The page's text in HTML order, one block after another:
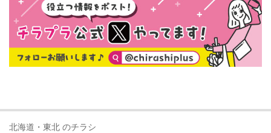
北海道・東北 のチラシ